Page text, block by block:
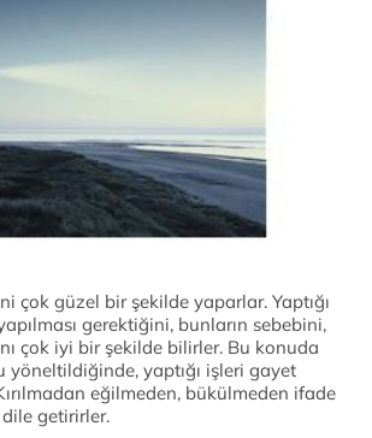
çok güzel bir şekilde yaparlar. Yaptığı
gerektiğini, bunların sebebini,
çok iyi bir şekilde bilirler. Bu konuda
yöneltildiğinde, yaptığı işleri gayet
eğilmeden, bükülmeden ifade
getirirler.